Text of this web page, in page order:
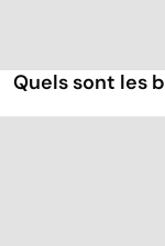
Quels sont les